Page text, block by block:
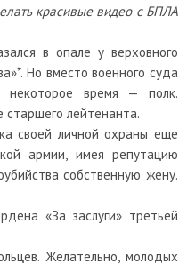
красивые видео с БПЛА
в опале у верховного
*. Но вместо военного суда
некоторое время — полк.
старшего лейтенанта.
своей личной охраны еще
армии, имея репутацию
собственную жену.
«За заслуги» третьей
Желательно, молодых